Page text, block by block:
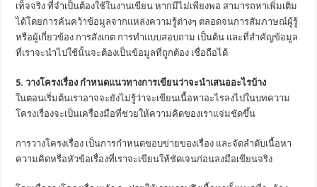
เท็จจริง ที่จำเป็นต้องใช้ในงานเขียน หากมีไม่เพียงพอ สามารถหาเพิ่มเติม
ได้โดยการค้นคว้าข้อมูลจากแหล่งความรู้ต่างๆ ตลอดจนการสัมภาษณ์ผู้รู้
หรือผู้เกี่ยวข้อง การสังเกต การทำแบบสอบถาม เป็นต้น และที่สำคัญข้อมูล
ที่เราจะนำไปใช้นั้นจะต้องเป็นข้อมูลที่ถูกต้อง เชื่อถือได้
5. วางโครงเรื่อง กำหนดแนวทางการเขียนว่าจะนำเสนออะไรบ้าง
ในตอนเริ่มต้นเราอาจจะยังไม่รู้ว่าจะเขียนเนื้อหาอะไรลงไปในบทความ
โครงเรื่องจะเป็นเครื่องมือที่ช่วยให้ความคิดของเราแจ่มชัดขึ้น
การวางโครงเรื่อง เป็นการกำหนดขอบข่ายของเรื่อง และจัดลำดับเนื้อหา
ความคิดหรือหัวข้อเรื่องที่เราจะเขียนให้ชัดเจนก่อนลงมือเขียนจริง